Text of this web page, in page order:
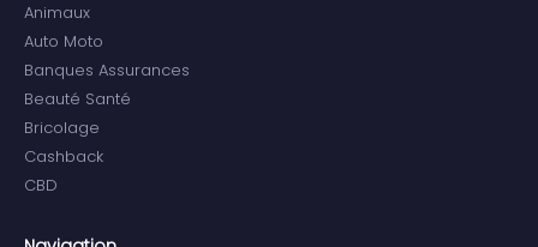
Animaux
Auto Moto
Banques Assurances
Beauté Santé
Bricolage
Cashback
CBD